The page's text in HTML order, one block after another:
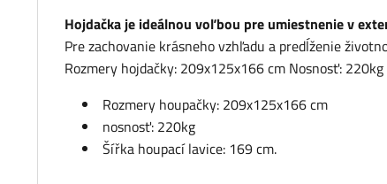
Hojdačka je ideálnou voľbou pre umiestnenie v
Pre zachovanie krásneho vzhľadu a predĺženie
Rozmery hojdačky: 209x125x166 cm Nosnosť:
Rozmery houpačky: 209x125x166 cm
nosnosť: 220kg
Šířka houpací lavice: 169 cm.